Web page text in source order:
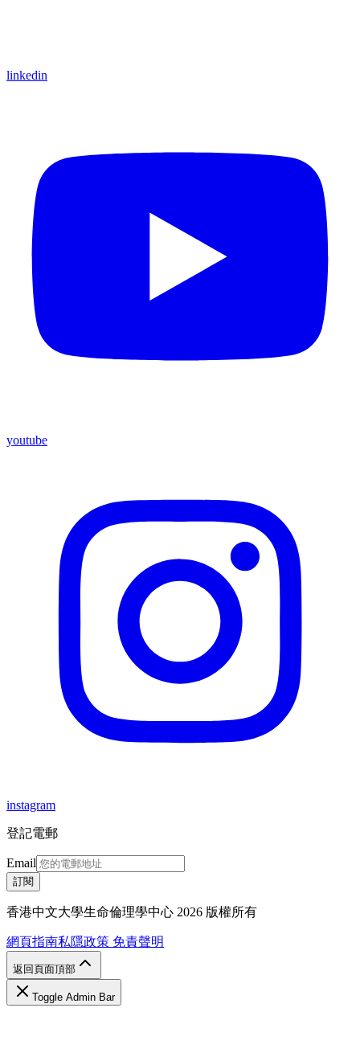
linkedin
youtube
instagram
登記電郵
Email
訂閱
香港中文大學生命倫理學中心 2026 版權所有
網頁指南私隱政策 免責聲明
返回頁面頂部
Toggle Admin Bar